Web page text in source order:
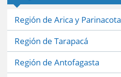
Región de Arica y Parinacota
Región de Tarapacá
Región de Antofagasta